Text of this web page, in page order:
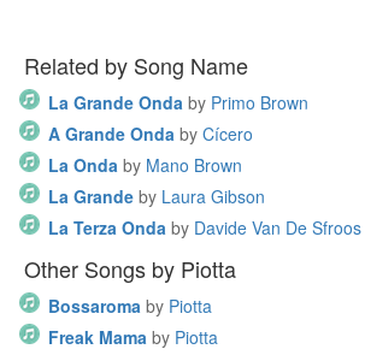
Related by Song Name
La Grande Onda by Primo Brown
A Grande Onda by Cícero
La Onda by Mano Brown
La Grande by Laura Gibson
La Terza Onda by Davide Van De Sfroos
Other Songs by Piotta
Bossaroma by Piotta
Freak Mama by Piotta